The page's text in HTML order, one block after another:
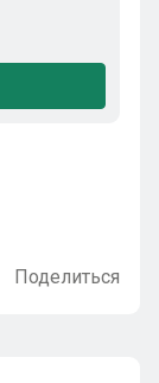
Поделиться